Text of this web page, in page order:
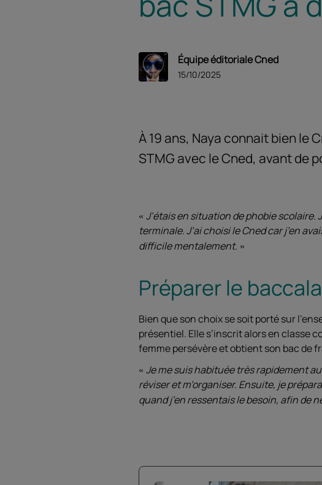
Équipe éditoriale Cned
15/10/2025
À 19 ans, Naya connait bien le
STMG avec le Cned, avant de
J’étais en situation de phobie
terminale. J’ai choisi le Cned car j’en
difficile mentalement.
Préparer le
Bien que son choix se soit porté sur
présentiel. Elle s’inscrit alors en classe
femme persévère et obtient son bac de
Je me suis habituée très rapidement
réviser et m’organiser. Ensuite, je
quand j’en ressentais le besoin, afin de